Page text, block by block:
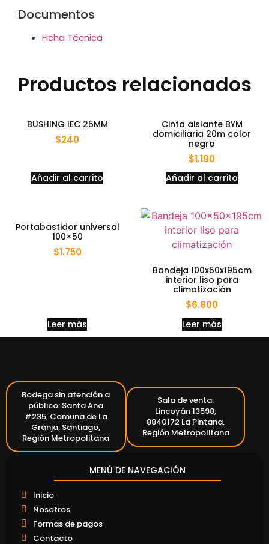
Documentos
Ficha Técnica
Productos relacionados
BUSHING IEC 25MM
$240
Añadir al carrito
Cinta aislante BYM
domiciliaria 20m color
negro
$1.190
Añadir al carrito
Portabastidor universal
100×50
$1.750
Leer más
Bandeja 100x50x195cm
interior liso para
climatización
$6.800
Leer más
Bodega sin atención a
público: Santa Ana
#235, Comuna de La
Granja, Santiago,
Región Metropolitana
Sala de venta:
Lincoyán 13598,
8840172 La Pintana,
Región Metropolitana
MENÚ DE NAVEGACIÓN
Inicio
Nosotros
Formas de pagos
Contacto